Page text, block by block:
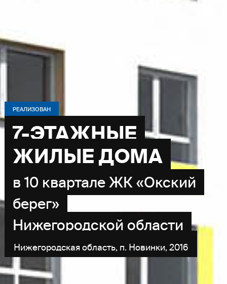
РЕАЛИЗОВАН
7-ЭТАЖНЫЕ
ЖИЛЫЕ ДОМА
в 10 квартале ЖК «Окский
берег»
Нижегородской области
Нижегородская область, п. Новинки, 2016